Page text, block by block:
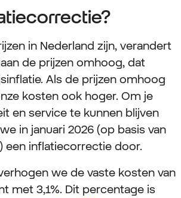
in Nederland zijn, verandert
de prijzen omhoog, dat
Als de prijzen omhoog
kosten ook hoger. Om je
en service te kunnen blijven
in januari 2026 (op basis van
een inflatiecorrectie door.
we de vaste kosten van
met 3,1%. Dit percentage is